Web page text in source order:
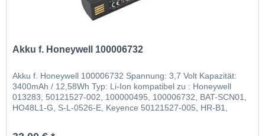
Akku f. Honeywell 100006732
Akku f. Honeywell 100006732 Spannung: 3,7 Volt Kapazität:
3400mAh / 12,58Wh Typ: Li-Ion kompatibel zu : Honeywell
013283, 50121527-002, 100000495, 100006732, BAT-SCN01,
HO48L1-G, S-L-0526-E, Keyence 50121527-005, HR-B1,